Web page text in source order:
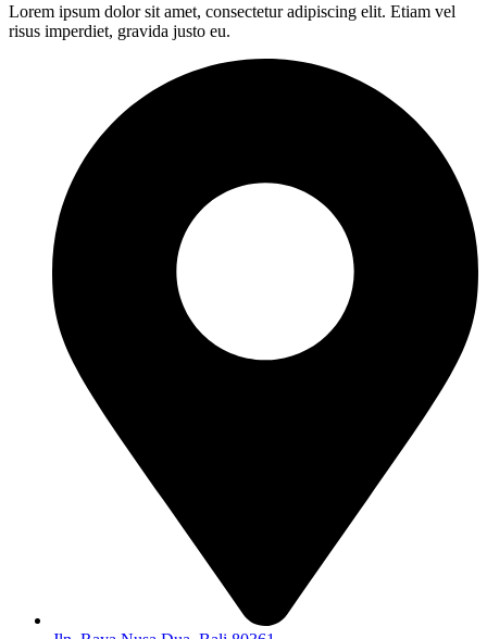
Lorem ipsum dolor sit amet, consectetur adipiscing elit. Etiam vel
risus imperdiet, gravida justo eu.